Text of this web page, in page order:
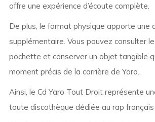
offre une expérience d’écoute complète.
De plus, le format physique apporte une
supplémentaire. Vous pouvez consulter
pochette et conserver un objet tangible
moment précis de la carrière de Yaro.
Ainsi, le Cd Yaro Tout Droit représente
toute discothèque dédiée au rap français